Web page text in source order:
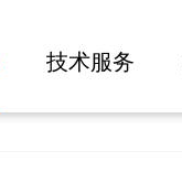
技术服务